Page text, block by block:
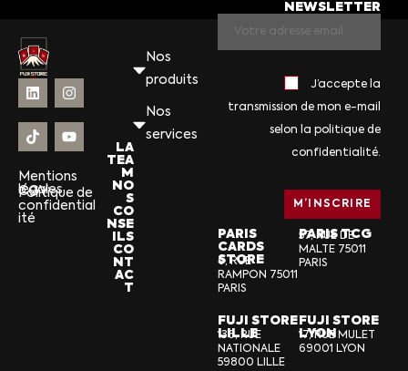
Mentions
légales
CGV
Politique de
confidential
ité
Nos
produits
Nos
services
LA
TEA
M
NO
S
CO
NSE
ILS
CO
NT
AC
T
NEWSLETTER
J’accepte la
transmission de mon e-mail
selon la politique de
confidentialité.
PARIS
CARDS
STORE
6, RUE
RAMPON 75011
PARIS
PARIS TCG
57, RUE DE
MALTE 75011
PARIS
FUJI STORE
LILLE
136, RUE
NATIONALE
59800 LILLE
FUJI STORE
LYON
17, RUE MULET
69001 LYON